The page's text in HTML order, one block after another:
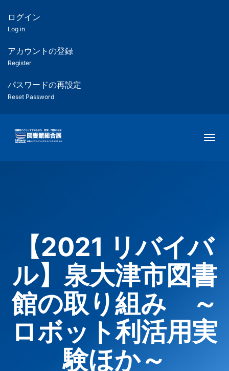
ツ
匿
名
ユ
ー
ー
用
メ
ログイン
Log in
アカウントの登録
Register
パスワードの再設定
Reset Password
【2021 リバイバ
ル】泉大津市図書
館の取り組み ～
ロボット利活用実
験ほか～